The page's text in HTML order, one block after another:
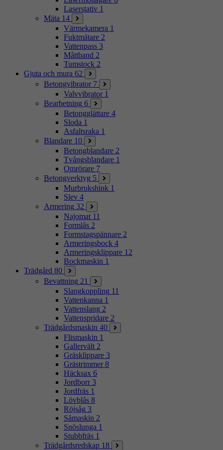
Laserstativ 1
Mäta 14
Värmekamera 1
Fuktmätare 2
Vattenpass 3
Måttband 2
Tumstock 2
Gjuta och mura 62
Betongvibrator 7
Valvvibrator 1
Bearbetning 6
Betongglättare 4
Sloda 1
Asfaltsraka 1
Blandare 10
Betongblandare 2
Tvångsblandare 1
Omrörare 7
Betongverktyg 5
Murbrukshink 1
Slev 4
Armering 32
Najomat 11
Formlås 2
Formstagspännare 2
Armeringsbock 4
Armeringsklippare 12
Bockmaskin 1
Trädgård 80
Bevattning 21
Slangkoppling 11
Vattenkanna 1
Vattenslang 2
Vattenspridare 2
Trädgårdsmaskin 40
Flismaskin 1
Gallervält 2
Gräsklippare 3
Grästrimmer 8
Häcksax 6
Jordborr 3
Jordfräs 1
Lövblås 8
Röjsåg 3
Såmaskin 2
Snöslunga 1
Stubbfräs 1
Trädgårdsredskap 18